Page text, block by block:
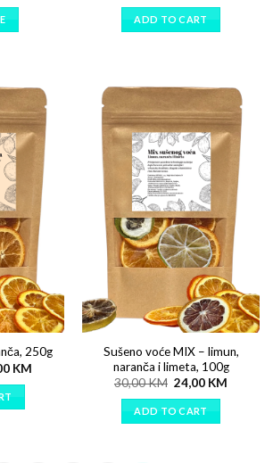
ADD TO CART
250g
KM
Sušeno voće MIX – limun,
naranča i limeta, 100g
30,00KM 24,00 KM
ADD TO CART